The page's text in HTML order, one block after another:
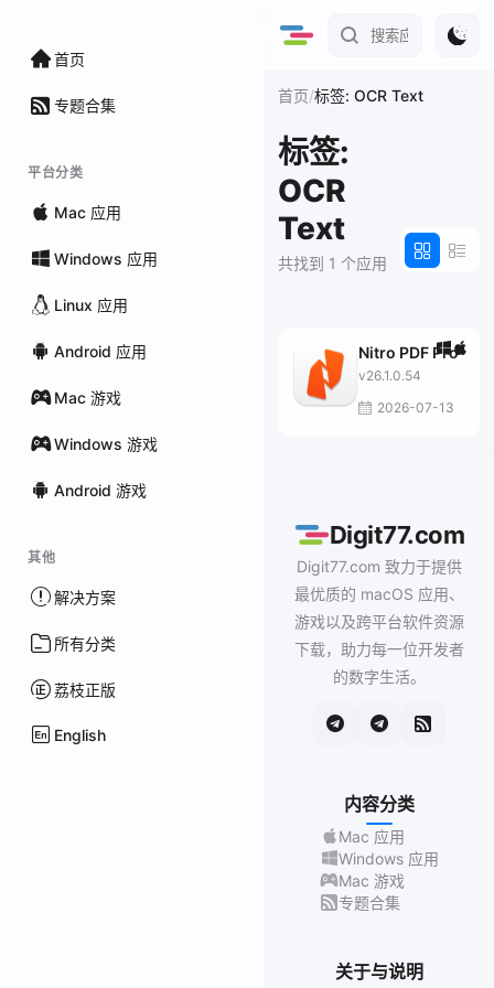
首页
专题合集
平台分类
Mac 应用
Windows 应用
Linux 应用
Android 应用
Mac 游戏
Windows 游戏
Android 游戏
其他
解决方案
所有分类
荔枝正版
English
首页/标签: OCR Text
标签:
OCR
Text
共找到 1 个应用
Nitro PDF Pro
v26.1.0.54
2026-07-13
Digit77.com
Digit77.com 致力于提供
最优质的 macOS 应用、
游戏以及跨平台软件资源
下载，助力每一位开发者
的数字生活。
内容分类
Mac 应用
Windows 应用
Mac 游戏
专题合集
关于与说明